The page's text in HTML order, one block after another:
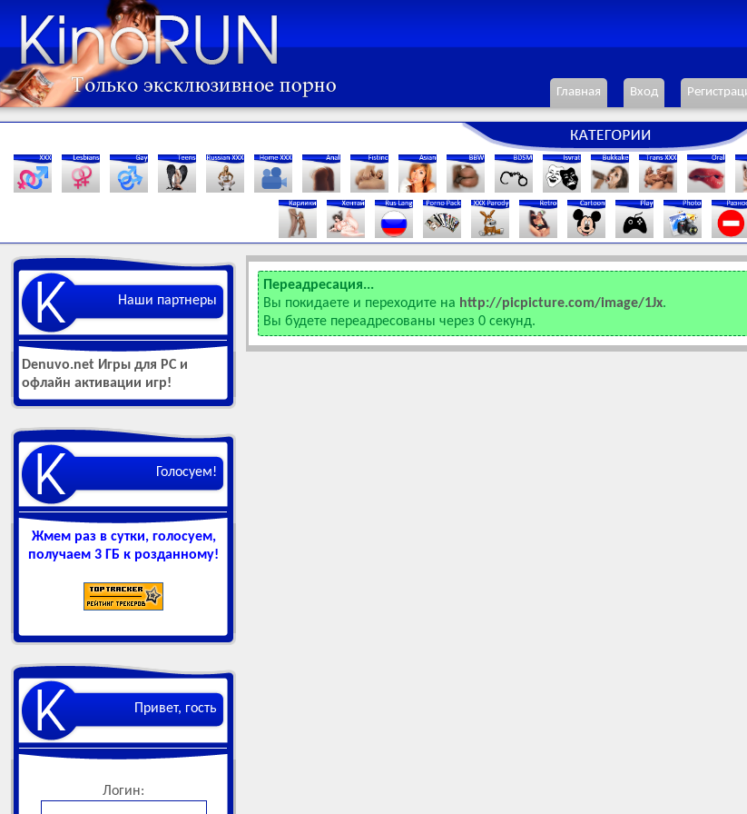
Главная Вход
Наши партнеры
Denuvo.net Игры для РС и
офлайн активации игр!
Голосуем!
Жмем раз в сутки, голосуем,
получаем 3 ГБ к розданному!
Привет, гость
Логин:
Переадресация...
Вы покидаете и переходите на http://picpicture.com/image/1Jx.
Вы будете переадресованы через 0 секунд.